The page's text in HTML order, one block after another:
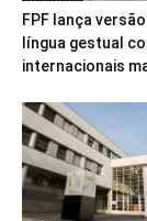
FPF lança
língua gestual
internacionais